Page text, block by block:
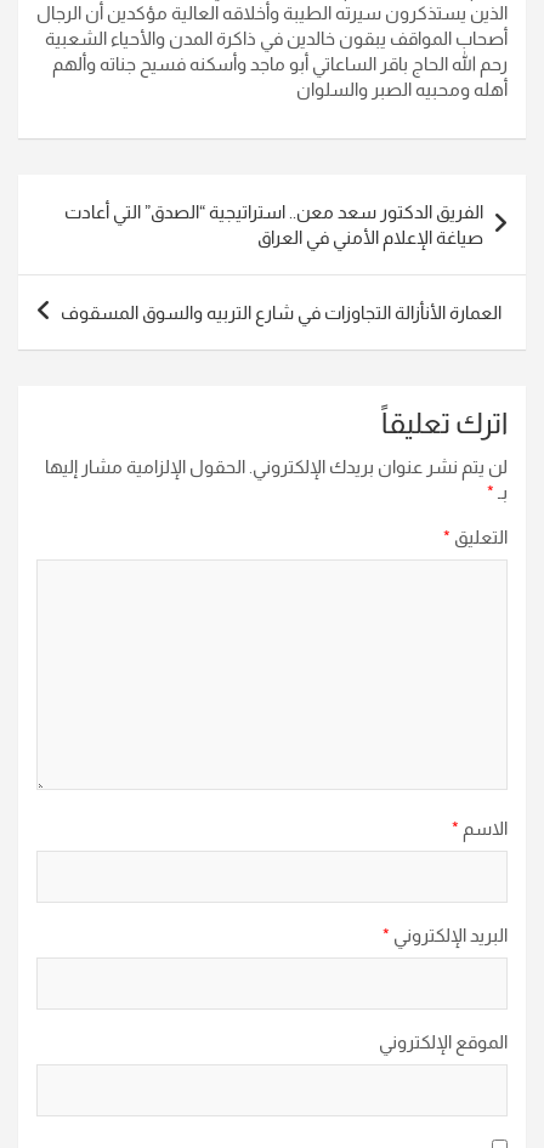
الذين يستذكرون سيرته الطيبة وأخلاقه العالية مؤكدين أن الرجال
أصحاب المواقف يبقون خالدين في ذاكرة المدن والأحياء الشعبية
رحم الله الحاج باقر الساعاتي أبو ماجد وأسكنه فسيح جناته وألهم
أهله ومحبيه الصبر والسلوان
المقالات
الفريق الدكتور سعد معن.. استراتيجية “الصدق” التي أعادت
صياغة الإعلام الأمني في العراق
العمارة الأنأزالة التجاوزات في شارع التربيه والسوق المسقوف
اترك تعليقاً
لن يتم نشر عنوان بريدك الإلكتروني. الحقول الإلزامية مشار إليها
بـ *
التعليق *
الاسم *
البريد الإلكتروني *
الموقع الإلكتروني